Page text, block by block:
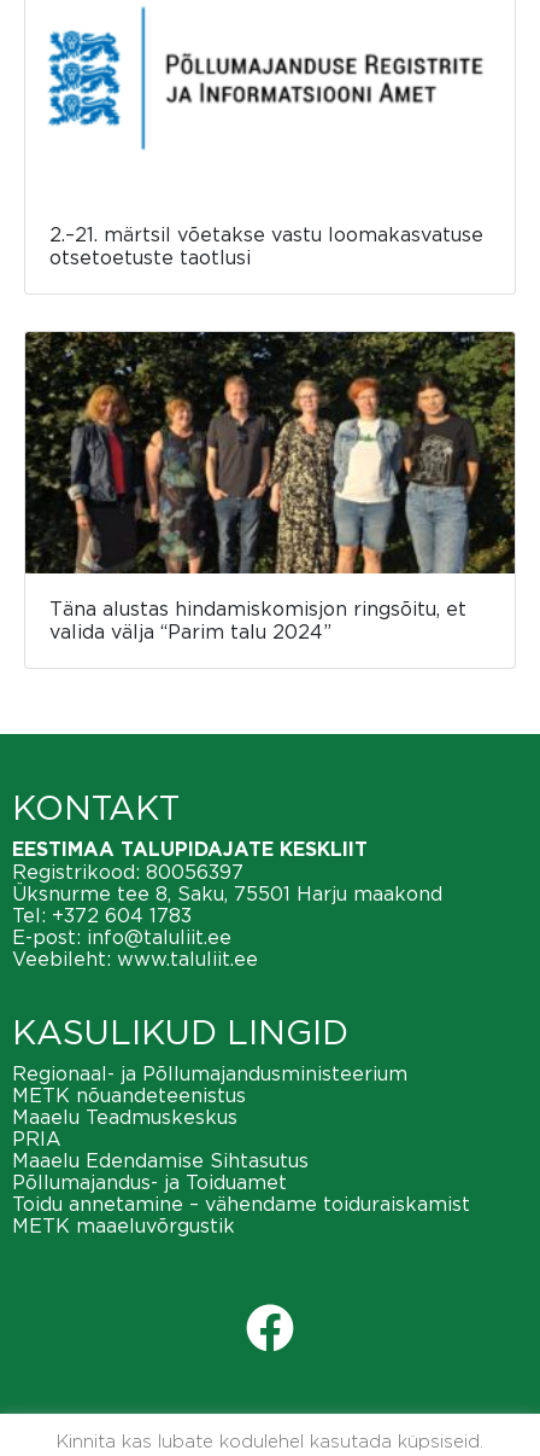
2.–21. märtsil võetakse vastu loomakasvatuse
otsetoetuste taotlusi
Täna alustas hindamiskomisjon ringsõitu, et
valida välja “Parim talu 2024”
KONTAKT
EESTIMAA TALUPIDAJATE KESKLIIT
Registrikood: 80056397
Üksnurme tee 8, Saku, 75501 Harju maakond
Tel: +372 604 1783
E-post: info@taluliit.ee
Veebileht: www.taluliit.ee
KASULIKUD LINGID
Regionaal- ja Põllumajandusministeerium
METK nõuandeteenistus
Maaelu Teadmuskeskus
PRIA
Maaelu Edendamise Sihtasutus
Põllumajandus- ja Toiduamet
Toidu annetamine – vähendame toiduraiskamist
METK maaeluvõrgustik
Kinnita kas lubate kodulehel kasutada küpsiseid.